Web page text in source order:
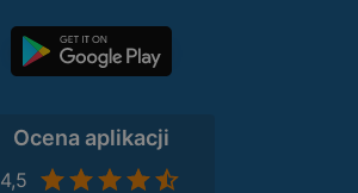
Ocena aplikacji
4,5